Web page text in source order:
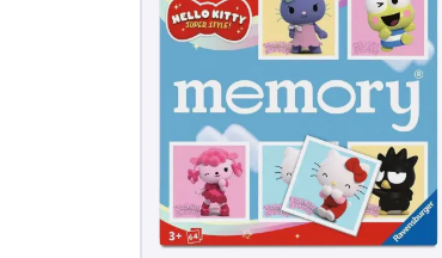
TV serija proizvodi
Film proizvodi
Crtani proizvodi
Anime proizvodi